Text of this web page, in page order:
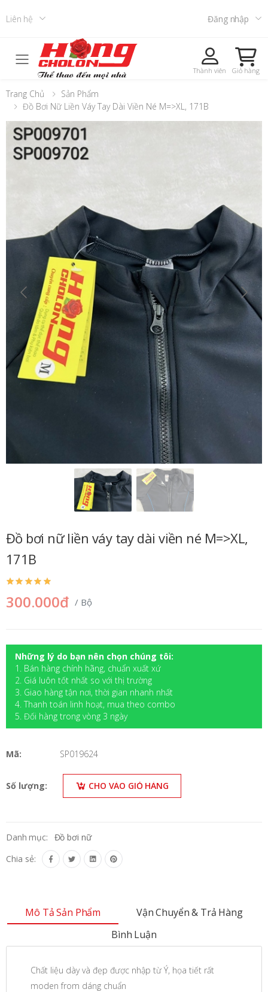
Liên hệ Đăng nhập
Toggle mobile menu Thành viên Giỏ hàng
Trang Chủ
Sản Phẩm
Đồ Bơi Nữ Liền Váy Tay Dài Viền Né M=>XL, 171B
Đồ bơi nữ liền váy tay dài viền né M=>XL,
171B
300.000đ / Bộ
Những lý do bạn nên chọn chúng tôi:
1. Bán hàng chính hãng, chuẩn xuất xứ
2. Giá luôn tốt nhất so với thị trường
3. Giao hàng tận nơi, thời gian nhanh nhất
4. Thanh toán linh hoạt, mua theo combo
5. Đối hàng trong vòng 3 ngày
Mã: SP019624
Số lượng: CHO VÀO GIỎ HÀNG
Danh mục:
Đồ bơi nữ
Chia sẻ:
Mô Tả Sản Phẩm
Vận Chuyển & Trả Hàng
Bình Luận
Chất liệu dày và đẹp được nhập từ Ý, họa tiết rất
moden from dáng chuẩn